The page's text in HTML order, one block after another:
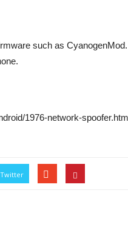
such as
1976-network-
Twitter